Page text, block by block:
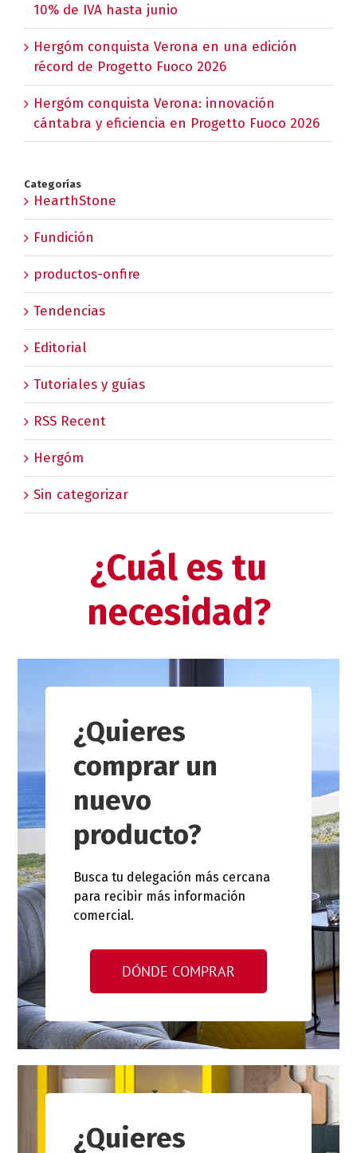
10% de IVA hasta junio
Hergóm conquista Verona en una edición
récord de Progetto Fuoco 2026
Hergóm conquista Verona: innovación
cántabra y eficiencia en Progetto Fuoco 2026
Categorías
HearthStone
Fundición
productos-onfire
Tendencias
Editorial
Tutoriales y guías
RSS Recent
Hergóm
Sin categorizar
¿Cuál es tu
necesidad?
¿Quieres
comprar un
nuevo
producto?
Busca tu delegación más cercana
para recibir más información
comercial.
DÓNDE COMPRAR
¿Quieres